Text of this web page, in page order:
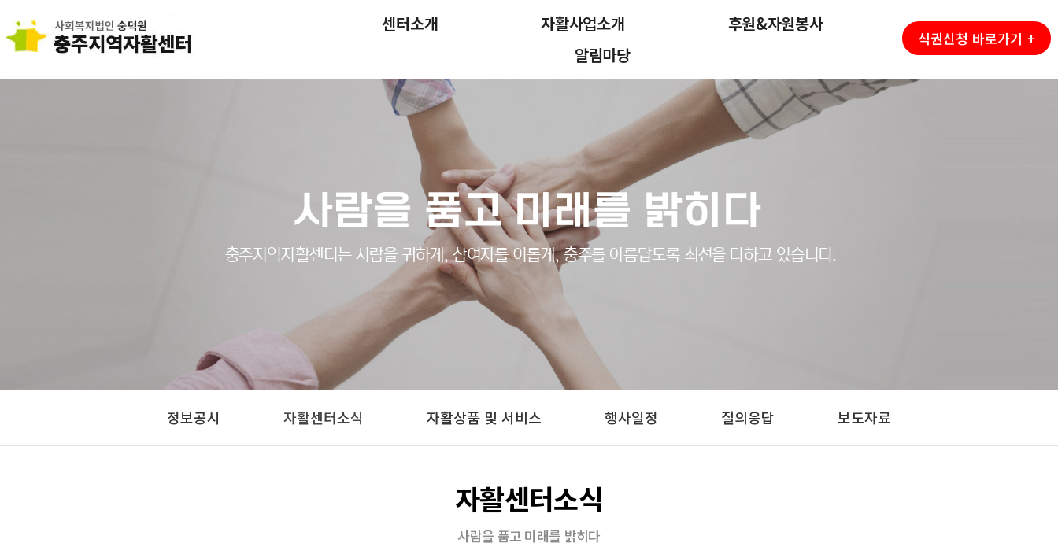
센터소개 자활사업소개
후원&자원봉사
알림마당
식권신청 바로가기 +
사람을 품고 미래를 밝히다
충주지역자활센터는 사람을 귀하게, 참여자를 이롭게, 충주를 아름답도록 최선을 다하고 있습니다.
정보공시 자활센터소식 자활상품 및 서비스 행사일정 질의응답 보도자료
자활센터소식
사람을 품고 미래를 밝히다